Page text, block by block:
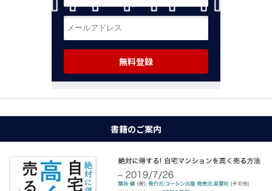
書籍のご案内